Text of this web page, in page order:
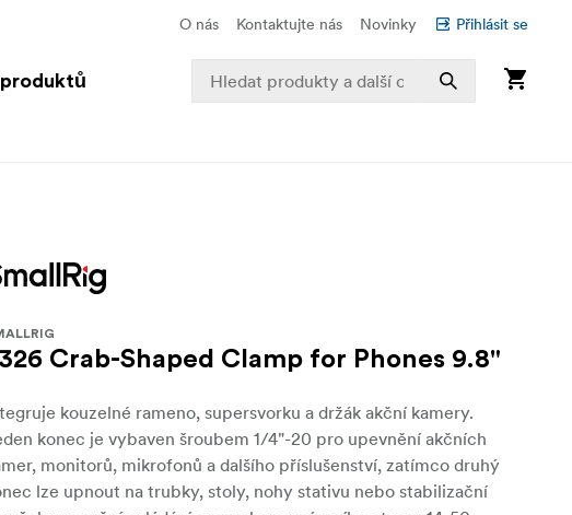
O nás Kontaktujte nás Novinky Přihlásit se
produktů
Crab-Shaped Clamp for Phones 9.8"
kouzelné rameno, supersvorku a držák akční kamery.
konec je vybaven šroubem 1/4"-20 pro upevnění akčních
monitorů, mikrofonů a dalšího příslušenství, zatímco druhý
lze upnout na trubky, stoly, nohy stativu nebo stabilizační